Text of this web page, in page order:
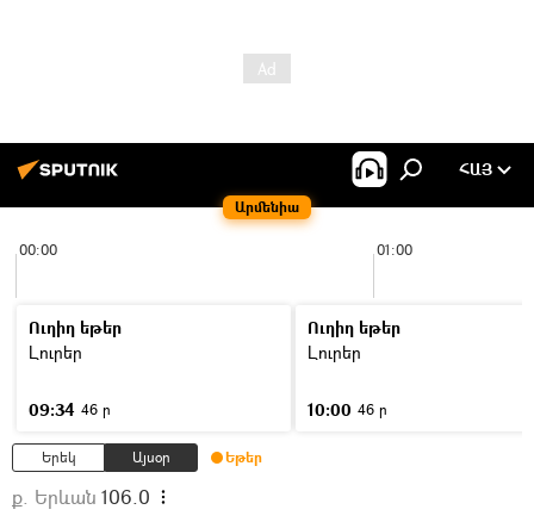
Արմենիա
ՀԱՅ
00:00 01:00
Ուղիղ եթեր
Լուրեր
09:34 46 ր
Ուղիղ եթեր
Լուրեր
10:00 46 ր
Երեկ Այսօր Եթեր
ք. Երևան 106.0